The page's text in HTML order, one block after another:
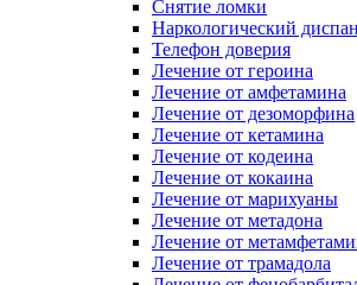
Снятие ломки
Наркологический
Телефон доверия
Лечение от героина
Лечение от амфетамина
Лечение от дезоморфина
Лечение от кетамина
Лечение от кодеина
Лечение от кокаина
Лечение от марихуаны
Лечение от метадона
Лечение от
Лечение от трамадола